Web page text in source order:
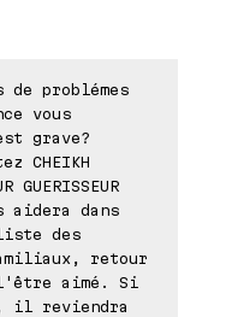
problémes
vous
grave?
CHEIKH
GUERISSEUR
dans
des
retour
aimé. Si
il reviendra